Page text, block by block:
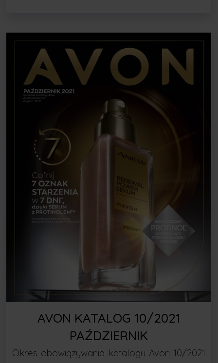
AVON KATALOG 10/2021
PAŹDZIERNIK
Okres obowiązywania katalogu Avon 10/2021